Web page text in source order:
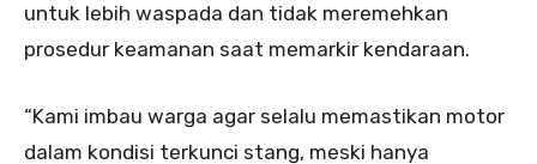
untuk lebih waspada dan tidak meremehkan
prosedur keamanan saat memarkir kendaraan.
“Kami imbau warga agar selalu memastikan motor
dalam kondisi terkunci stang, meski hanya